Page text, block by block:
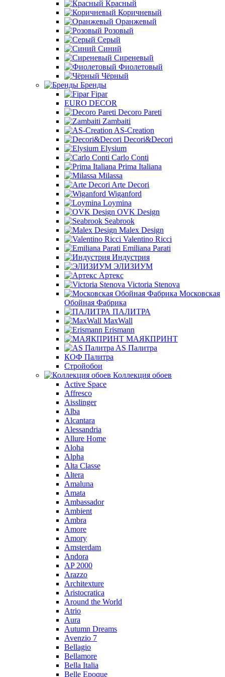
Красный
Коричневый
Оранжевый
Розовый
Серый
Синий
Сиреневый
Фиолетовый
Чёрный
Бренды
Fipar
EURO DECOR
Decoro Pareti
Zambaiti
AS-Creation
Decori&Decori
Elysium
Carlo Conti
Prima Italiana
Milassa
Arte Decori
Wiganford
Loymina
OVK Design
Seabrook
Malex Design
Valentino Ricci
Emiliana Parati
Индустрия
ЭЛИЗИУМ
Артекс
Victoria Stenova
Московская
Обойная Фабрика
ПАЛИТРА
MaxWall
Erismann
МАЯКПРИНТ
AS Палитра
КОФ Палитра
Стройобои
Коллекция обоев
Active Space
Affresco
Aisslinger
Alba
Alcantara
Alessandria
Allure Home
Aloha
Alpha
Alta Classe
Altera
Amaluna
Amata
Ambassador
Ambient
Ambra
Amore
Amory
Amsterdam
Andora
AP 2000
Arazzo
Architexture
Aristocratica
Around the World
Atrio
Aura
Autumn Dreams
Avenzio 7
Bellagio
Bellamore
Bella Italia
Belle Epoque